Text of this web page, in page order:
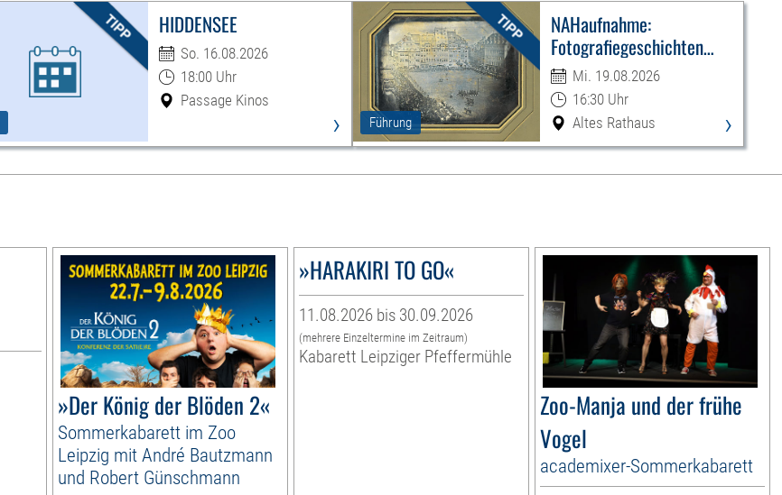
HIDDENSEE
So. 16.08.2026
18:00 Uhr
Passage Kinos
› Führung
NAHaufnahme:
Fotografiegeschichten
Leipzigs
Mi. 19.08.2026
16:30 Uhr
Altes Rathaus
›
»Der König der Blöden 2«
Sommerkabarett im Zoo
Leipzig mit André Bautzmann
und Robert Günschmann
»HARAKIRI TO GO«
11.08.2026 bis 30.09.2026
(mehrere Einzeltermine im Zeitraum)
Kabarett Leipziger Pfeffermühle
Zoo-Manja und der frühe
Vogel
academixer-Sommerkabarett